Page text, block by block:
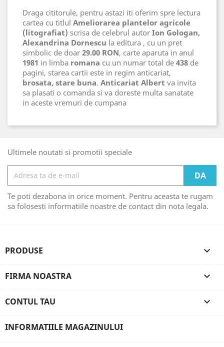
Draga cititorule, pentru astazi iti oferim spre lectura
cartea cu titlul Ameliorarea plantelor agricole
(litografiat) scrisa de celebrul autor Ion Gologan,
Alexandrina Dornescu la editura , cu un pret
simbolic de doar 29.00 RON, carte aparuta in anul
1981 in limba romana cu un numar total de 438 de
pagini, starea cartii este in regim anticariat,
brosata, stare buna. Anticariat Albert va invita
sa plasati o comanda si va doreste multa sanatate
in aceste vremuri de cumpana
Ultimele noutati si promotii speciale
Te poti dezabona in orice moment. Pentru aceasta te rugam
sa folosesti informatiile noastre de contact din nota legala.
PRODUSE 
FIRMA NOASTRA 
CONTUL TAU 
INFORMATIILE MAGAZINULUI